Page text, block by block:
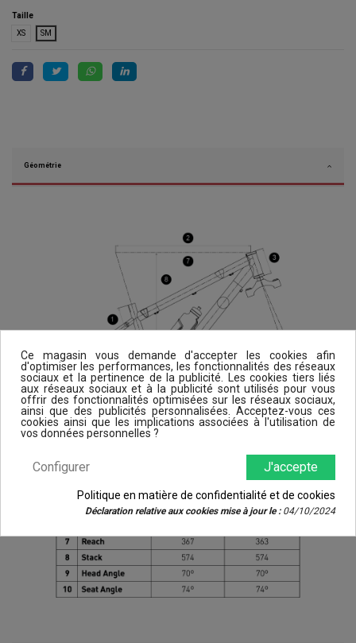
Taille
XS
SM
Géométrie
Ce magasin vous demande d'accepter les cookies afin
d'optimiser les performances, les fonctionnalités des réseaux
sociaux et la pertinence de la publicité. Les cookies tiers liés
aux réseaux sociaux et à la publicité sont utilisés pour vous
offrir des fonctionnalités optimisées sur les réseaux sociaux,
ainsi que des publicités personnalisées. Acceptez-vous ces
cookies ainsi que les implications associées à l'utilisation de
vos données personnelles ?
J'accepte
Configurer
Politique en matière de confidentialité et de cookies
Déclaration relative aux cookies mise à jour le :04/10/2024